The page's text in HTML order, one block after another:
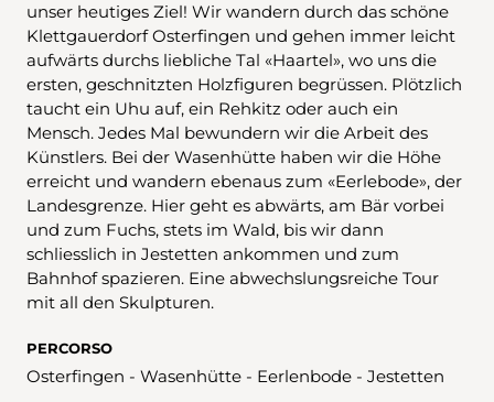
unser heutiges Ziel! Wir wandern durch das schöne
Klettgauerdorf Osterfingen und gehen immer leicht
aufwärts durchs liebliche Tal «Haartel», wo uns die
ersten, geschnitzten Holzfiguren begrüssen. Plötzlich
taucht ein Uhu auf, ein Rehkitz oder auch ein
Mensch. Jedes Mal bewundern wir die Arbeit des
Künstlers. Bei der Wasenhütte haben wir die Höhe
erreicht und wandern ebenaus zum «Eerlebode», der
Landesgrenze. Hier geht es abwärts, am Bär vorbei
und zum Fuchs, stets im Wald, bis wir dann
schliesslich in Jestetten ankommen und zum
Bahnhof spazieren. Eine abwechslungsreiche Tour
mit all den Skulpturen.
PERCORSO
Osterfingen - Wasenhütte - Eerlenbode - Jestetten